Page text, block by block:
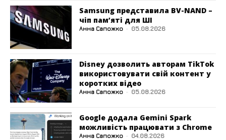
Samsung представила BV-NAND –
чіп пам’яті для ШІ
Анна Сапожко - 05.08.2026
Disney дозволить авторам TikTok
використовувати свій контент у
коротких відео
Анна Сапожко - 05.08.2026
Google додала Gemini Spark
можливість працювати з Chrome
Анна Сапожко - 04.08.2026